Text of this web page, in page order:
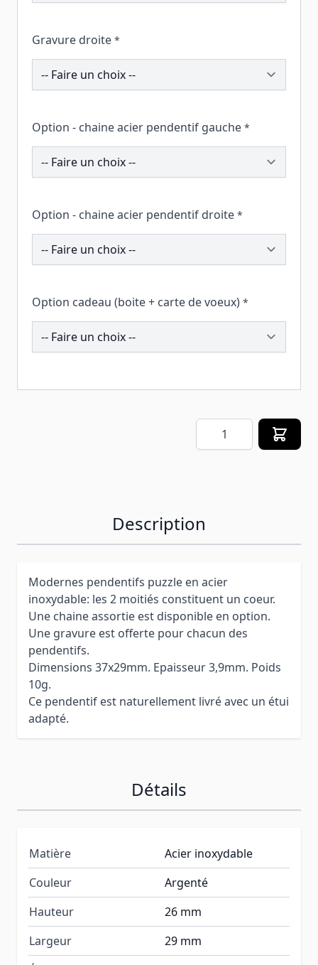
Gravure droite *
200599
Option - chaine acier pendentif gauche *
200638
Option - chaine acier pendentif droite *
200624
Option cadeau (boite + carte de voeux) *
258422
Quantité
Description
Modernes pendentifs puzzle en acier
inoxydable: les 2 moitiés constituent un coeur.
Une chaine assortie est disponible en option.
Une gravure est offerte pour chacun des
pendentifs.
Dimensions 37x29mm. Epaisseur 3,9mm. Poids
10g.
Ce pendentif est naturellement livré avec un étui
adapté.
Détails
Matière
Acier inoxydable
Couleur
Argenté
Hauteur
26 mm
Largeur
29 mm